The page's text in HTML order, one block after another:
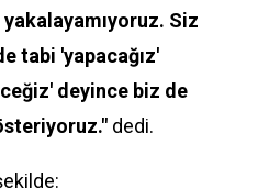
Siz
tabi 'yapacağız'
deyince biz de
dedi.